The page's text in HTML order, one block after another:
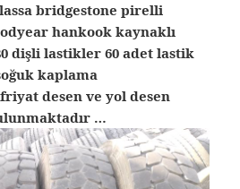
bridgestone pirelli
hankook kaynaklı
dişli lastikler 60 adet lastik
kaplama
desen ve yol desen
…